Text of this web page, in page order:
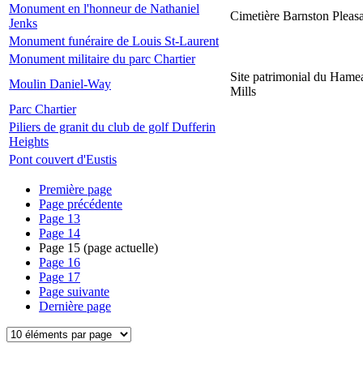
Monument en l'honneur de Nathaniel
Jenks
Cimetière Barnston
Monument funéraire de Louis St-Laurent
Monument militaire du parc Chartier
Moulin Daniel-Way
Site patrimonial du
Mills
Parc Chartier
Piliers de granit du club de golf Dufferin
Heights
Pont couvert d'Eustis
Première page
Page précédente
Page 13
Page 14
Page 15 (page actuelle)
Page 16
Page 17
Page suivante
Dernière page